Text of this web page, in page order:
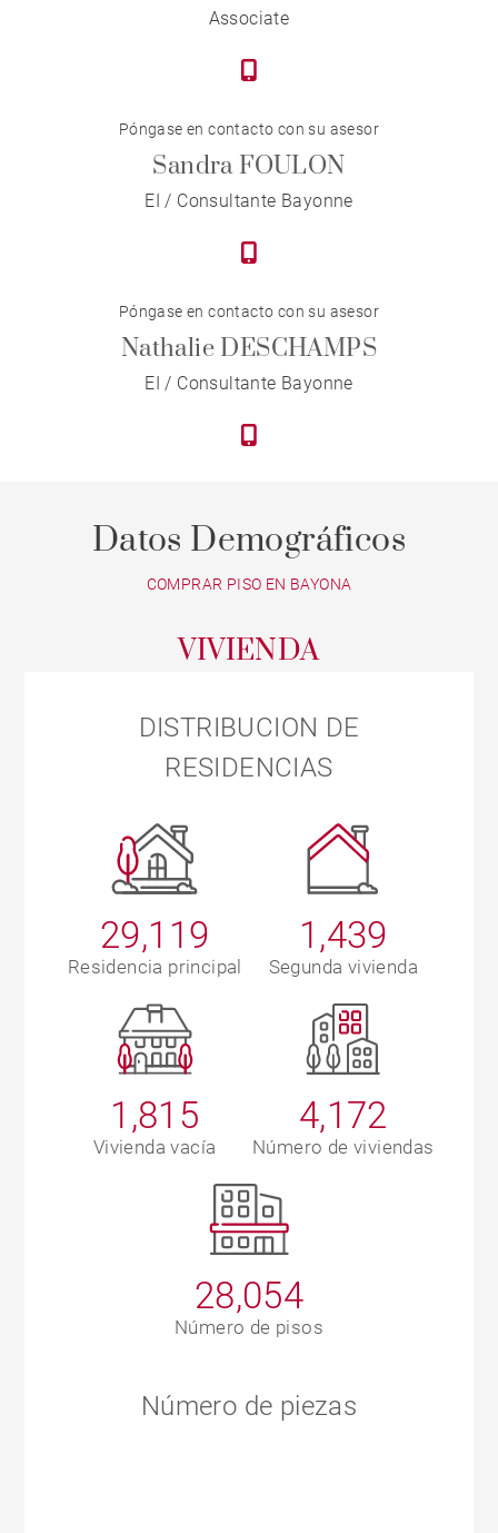
Associate
Póngase en contacto con su asesor
Sandra FOULON
EI / Consultante Bayonne
Póngase en contacto con su asesor
Nathalie DESCHAMPS
EI / Consultante Bayonne
Datos Demográficos
COMPRAR PISO EN BAYONA
VIVIENDA
DISTRIBUCION DE
RESIDENCIAS
29,119
Residencia principal
1,439
Segunda vivienda
1,815
Vivienda vacía
4,172
Número de viviendas
28,054
Número de pisos
Número de piezas